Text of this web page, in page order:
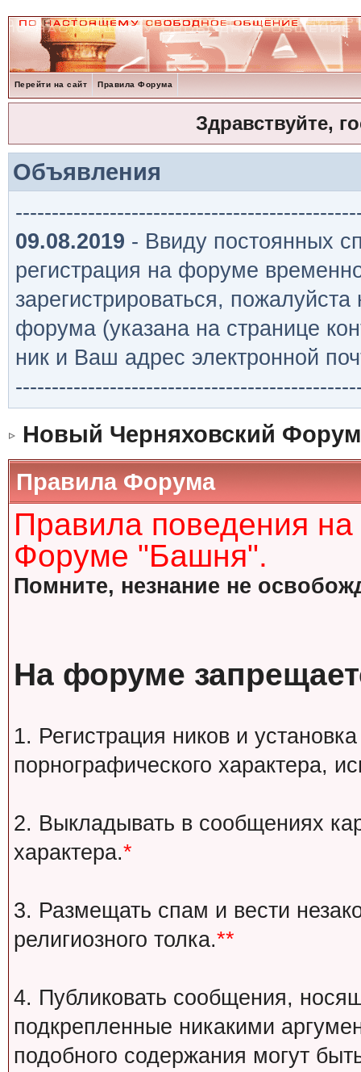
Перейти на сайт Правила Форума
Здравствуйте,
Объявления
09.08.2019 - Ввиду постоянных
регистрация на форуме
зарегистрироваться,
форума (указана на странице
ник и Ваш адрес электронной
Новый Черняховский Форум
Правила Форума
Правила поведения
Форуме "Башня".
Помните, незнание не
На форуме
1. Регистрация ников и
порнографического характера,
2. Выкладывать в сообщениях
характера.*
3. Размещать спам и вести
религиозного толка.**
4. Публиковать сообщения,
подкрепленные никакими
подобного содержания могут